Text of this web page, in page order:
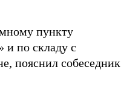
пункту
и по складу с
пояснил собеседник